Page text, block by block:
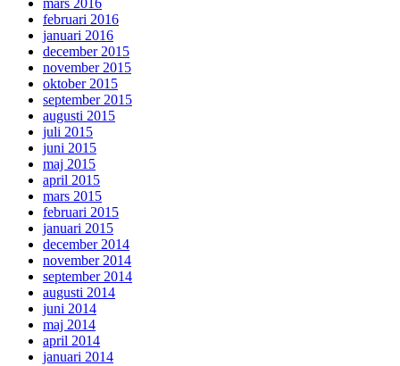
mars 2016
februari 2016
januari 2016
december 2015
november 2015
oktober 2015
september 2015
augusti 2015
juli 2015
juni 2015
maj 2015
april 2015
mars 2015
februari 2015
januari 2015
december 2014
november 2014
september 2014
augusti 2014
juni 2014
maj 2014
april 2014
januari 2014